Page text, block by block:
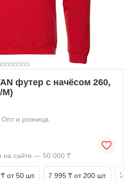
футер с начёсом 260,
Опт и розница
на сайте — 50 000 ₸
от 50 шт. 7 995 ₸ от 200 шт.